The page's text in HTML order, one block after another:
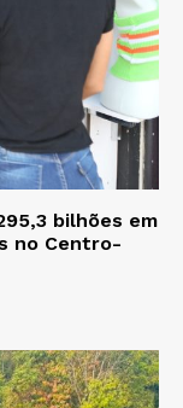
bilhões em
no Centro-